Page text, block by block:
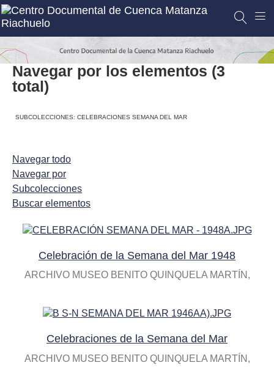
Navegar por los elementos (3
total)
SUBCOLECCIONES: CELEBRACIONES SEMANA DEL MAR
Navegar todo
Navegar por
Subcolecciones
Buscar elementos
Celebración de la Semana del Mar 1948
ARCHIVO MUSEO BENITO QUINQUELA MARTÍN
Celebraciones de la Semana del Mar
ARCHIVO MUSEO BENITO QUINQUELA MARTÍN